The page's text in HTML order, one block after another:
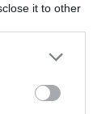
it to other
more Google
may click to
tags to
a magyar
és a dízel